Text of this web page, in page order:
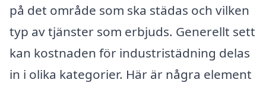
på det område som ska städas och vilken
typ av tjänster som erbjuds. Generellt sett
kan kostnaden för industristädning delas
in i olika kategorier. Här är några element